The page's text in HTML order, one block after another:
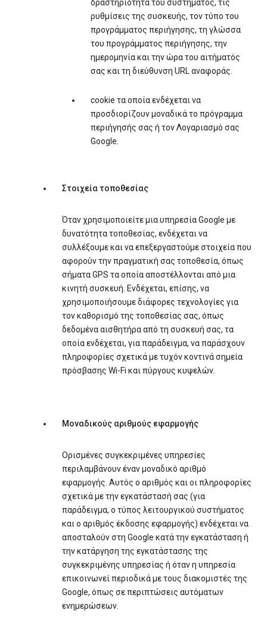
δραστηριότητα του συστήματος, τις
ρυθμίσεις της συσκευής, τον τύπο του
προγράμματος περιήγησης, τη γλώσσα
του προγράμματος περιήγησης, την
ημερομηνία και την ώρα του αιτήματός
σας και τη διεύθυνση URL αναφοράς.
cookie τα οποία ενδέχεται να
προσδιορίζουν μοναδικά το πρόγραμμα
περιήγησής σας ή τον Λογαριασμό σας
Google.
Στοιχεία τοποθεσίας
Όταν χρησιμοποιείτε μια υπηρεσία Google με
δυνατότητα τοποθεσίας, ενδέχεται να
συλλέξουμε και να επεξεργαστούμε στοιχεία που
αφορούν την πραγματική σας τοποθεσία, όπως
σήματα GPS τα οποία αποστέλλονται από μια
κινητή συσκευή. Ενδέχεται, επίσης, να
χρησιμοποιήσουμε διάφορες τεχνολογίες για
τον καθορισμό της τοποθεσίας σας, όπως
δεδομένα αισθητήρα από τη συσκευή σας, τα
οποία ενδέχεται, για παράδειγμα, να παράσχουν
πληροφορίες σχετικά με τυχόν κοντινά σημεία
πρόσβασης Wi-Fi και πύργους κυψελών.
Μοναδικούς αριθμούς εφαρμογής
Ορισμένες συγκεκριμένες υπηρεσίες
περιλαμβάνουν έναν μοναδικό αριθμό
εφαρμογής. Αυτός ο αριθμός και οι πληροφορίες
σχετικά με την εγκατάστασή σας (για
παράδειγμα, ο τύπος λειτουργικού συστήματος
και ο αριθμός έκδοσης εφαρμογής) ενδέχεται να
αποσταλούν στη Google κατά την εγκατάσταση ή
την κατάργηση της εγκατάστασης της
συγκεκριμένης υπηρεσίας ή όταν η υπηρεσία
επικοινωνεί περιοδικά με τους διακομιστές της
Google, όπως σε περιπτώσεις αυτόματων
ενημερώσεων.